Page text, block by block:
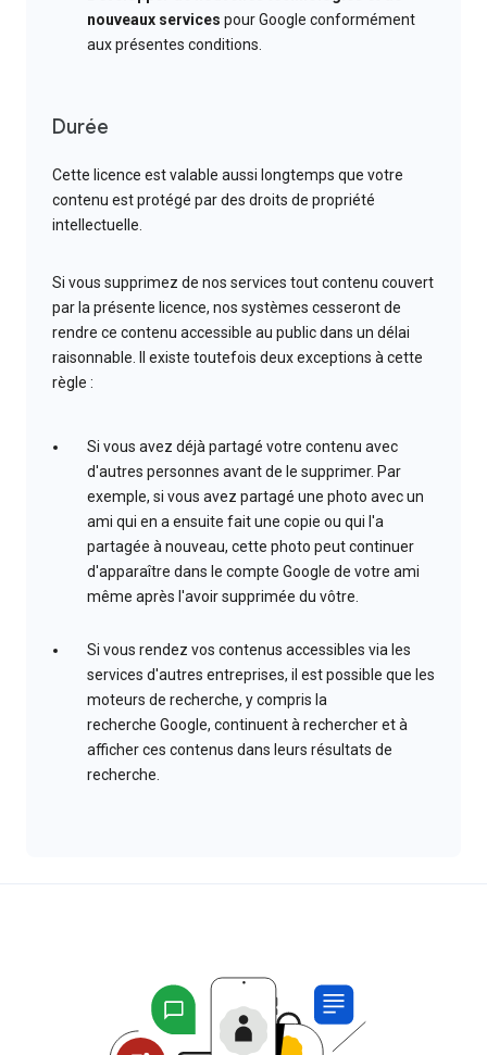
nouveaux services pour Google conformément
aux présentes conditions.
Durée
Cette licence est valable aussi longtemps que votre
contenu est protégé par des droits de propriété
intellectuelle.
Si vous supprimez de nos services tout contenu couvert
par la présente licence, nos systèmes cesseront de
rendre ce contenu accessible au public dans un délai
raisonnable. Il existe toutefois deux exceptions à cette
règle :
Si vous avez déjà partagé votre contenu avec
d'autres personnes avant de le supprimer. Par
exemple, si vous avez partagé une photo avec un
ami qui en a ensuite fait une copie ou qui l'a
partagée à nouveau, cette photo peut continuer
d'apparaître dans le compte Google de votre ami
même après l'avoir supprimée du vôtre.
Si vous rendez vos contenus accessibles via les
services d'autres entreprises, il est possible que les
moteurs de recherche, y compris la
recherche Google, continuent à rechercher et à
afficher ces contenus dans leurs résultats de
recherche.